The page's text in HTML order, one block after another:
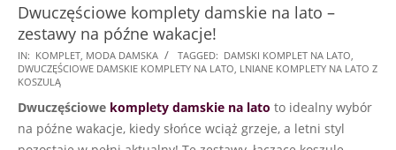
Dwuczęściowe komplety damskie na lato –
zestawy na późne wakacje!
2024-
08-
IN: KOMPLET MODA DAMSKA TAGGED: DAMSKI KOMPLET NA LATO
DWUCZĘŚCIOWE DAMSKIE KOMPLETY NA LATO LNIANE KOMPLETY NA LATO Z
KOSZULĄ
Dwuczęściowe komplety damskie na lato to idealny wybór
na późne wakacje, kiedy słońce wciąż grzeje, a letni styl